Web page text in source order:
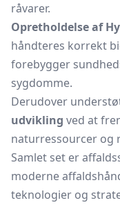
råvarer.
Opretholdelse af
håndteres korrekt
forebygger
sygdomme.
Derudover
udvikling ved at
naturressourcer og
Samlet set er
moderne
teknologier og